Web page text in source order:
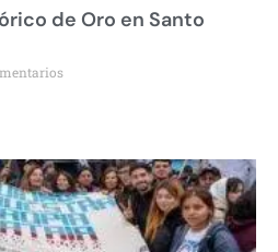
de Oro en Santo